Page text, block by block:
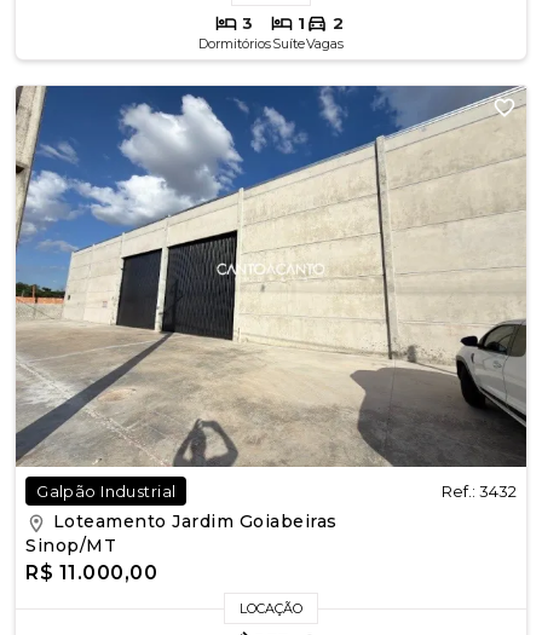
3
Dormitórios
1
Suíte
2
Vagas
Galpão Industrial Ref.: 3432
Loteamento Jardim Goiabeiras
Sinop/MT
R$ 11.000,00
LOCAÇÃO